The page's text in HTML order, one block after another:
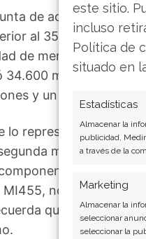
este sitio.
incluso
Política de
situado en
Estadísticas
Almacenar la
publicidad,
a través de la
Marketing
Almacenar la
seleccionar
seleccionar la
de accionistas
al 35%, un
de mercado
millones de
y un crecimiento
lo representa el
mitad del año
no pudo
que después de